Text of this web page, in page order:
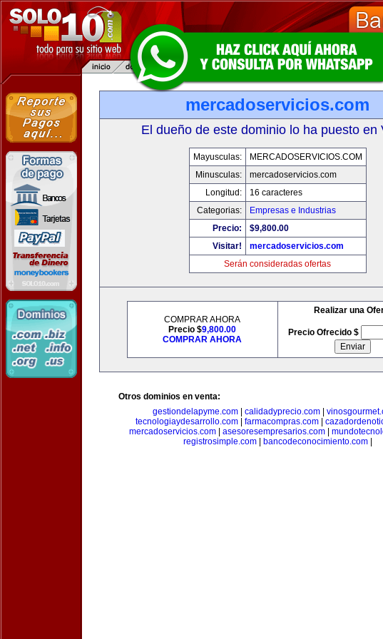
mercadoservicios.com
El dueño de este dominio lo ha puesto en
Mayusculas:
MERCADOSERVICIOS.COM
Minusculas:
mercadoservicios.com
Longitud:
16 caracteres
Categorias:
Empresas e Industrias
Precio:
$9,800.00
Visitar!
mercadoservicios.com
Serán consideradas ofertas
COMPRAR AHORA
Precio $9,800.00
COMPRAR AHORA
Realizar una
Precio Ofrecido $
Otros dominios en venta:
gestiondelapyme.com
calidadyprecio.com
tecnologiaydesarrollo.com
farmacompras.com
mercadoservicios.com| asesoresempresarios.com|
registrosimple.com| bancodeconocimiento.com|